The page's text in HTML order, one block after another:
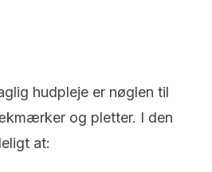
hudpleje er nøglen til
og pletter. I den
at: